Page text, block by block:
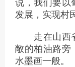
发展，实现村
走在山西省
敞的柏油路旁
水墨画一般。